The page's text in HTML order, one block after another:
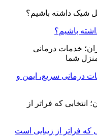
باشیم؟
درمانی سریع، ایمن و
که فراتر از زیبایی است